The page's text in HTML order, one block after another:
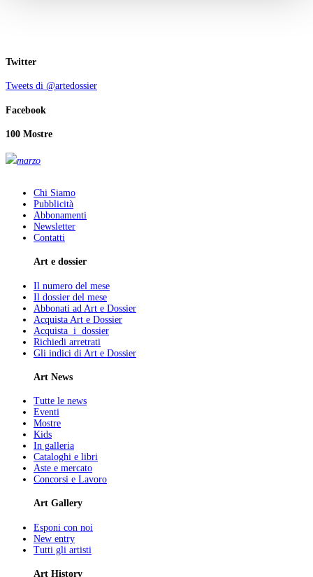
Twitter
Tweets di @artedossier
Facebook
100 Mostre
marzo
Chi Siamo
Pubblicità
Abbonamenti
Newsletter
Contatti
Art e dossier
Il numero del mese
Il dossier del mese
Abbonati ad Art e Dossier
Acquista Art e Dossier
Acquista i dossier
Richiedi arretrati
Gli indici di Art e Dossier
Art News
Tutte le news
Eventi
Mostre
Kids
In galleria
Cataloghi e libri
Aste e mercato
Concorsi e Lavoro
Art Gallery
Esponi con noi
New entry
Tutti gli artisti
Art History